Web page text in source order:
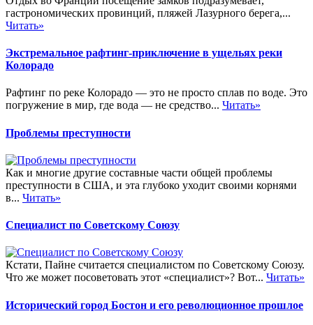
гастрономических провинций, пляжей Лазурного берега,...
Читать»
Экстремальное рафтинг-приключение в ущельях реки
Колорадо
Рафтинг по реке Колорадо — это не просто сплав по воде. Это
погружение в мир, где вода — не средство... Читать»
Проблемы преступности
Как и многие другие составные части общей проблемы
преступности в США, и эта глубоко уходит своими корнями
в... Читать»
Специалист по Советскому Союзу
Кстати, Пайне считается специалистом по Советскому Союзу.
Что же может посоветовать этот «специалист»? Вот... Читать»
Исторический город Бостон и его революционное прошлое